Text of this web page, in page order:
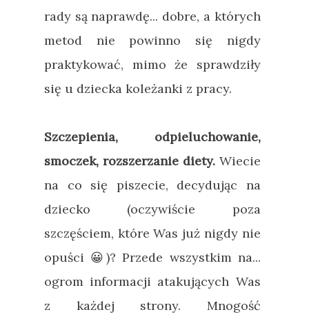
rady są naprawdę... dobre, a których
metod nie powinno się nigdy
praktykować, mimo że sprawdziły
się u dziecka koleżanki z pracy.
Szczepienia, odpieluchowanie,
smoczek, rozszerzanie diety.Wiecie
na co się piszecie, decydując na
dziecko (oczywiście poza
szczęściem, które Was już nigdy nie
opuści 😀)? Przede wszystkim na...
ogrom informacji atakujących Was
z każdej strony. Mnogość